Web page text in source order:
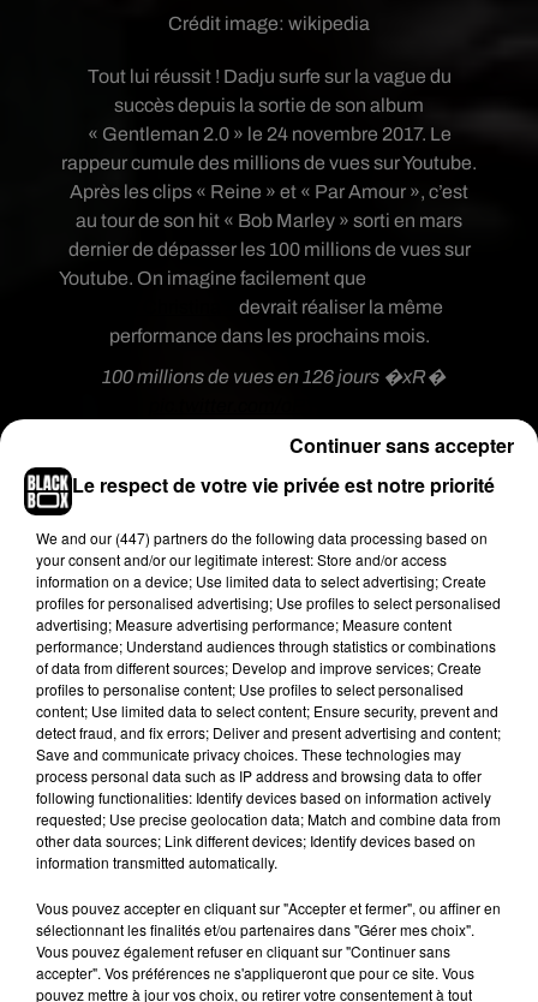
Crédit image: wikipedia
Tout lui réussit ! Dadju surfe sur la vague du
succès depuis la sortie de son album
« Gentleman 2.0 » le 24 novembre 2017. Le
rappeur cumule des millions de vues sur Youtube.
Après les clips « Reine » et « Par Amour », c’est
au tour de son hit « Bob Marley » sorti en mars
dernier de dépasser les 100 millions de vues sur
Youtube. On imagine facilement que
devrait réaliser la même
performance dans les prochains mois.
100 millions de vues en 126 jours �xR�
— DADJU (@Dadju)22 juillet 2018
Sa tournée « G20 Tour » débutera en octobre.
l’Olympia et la Cigale affichent complet. Les
places se sont vendues en moins de 10 minutes.
Pour connaître, les dates de sa tournée, rendez-
vous sur sonsite officiel.
Le respect de votre vie privée est notre priorité
We and our (447) partnersdo the following data processing based on
your consent and/or our legitimate interest: Store and/or access
information on a device; Use limited data to select advertising; Create
profiles for personalised advertising; Use profiles to select personalised
advertising; Measure advertising performance; Measure content
performance; Understand audiences through statistics or combinations
of data from different sources; Develop and improve services; Create
profiles to personalise content; Use profiles to select personalised
content; Use limited data to select content; Ensure security, prevent and
detect fraud, and fix errors; Deliver and present advertising and content;
Save and communicate privacy choices. These technologies may
process personal data such as IP address and browsing data to offer
following functionalities: Identify devices based on information actively
requested; Use precise geolocation data; Match and combine data from
other data sources; Link different devices; Identify devices based on
information transmitted automatically.
Vous pouvez accepter en cliquant sur "Accepter et fermer", ou affiner en
sélectionnant les finalités et/ou partenaires dans "Gérer mes choix".
Vous pouvez également refuser en cliquant sur "Continuer sans
accepter". Vos préférences ne s'appliqueront que pour ce site. Vous
pouvez mettre à jour vos choix, ou retirer votre consentement à tout
Continuer sans accepter